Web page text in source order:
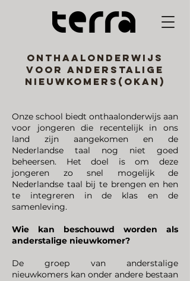
Onthaalonderwijs
voor anderstalige
nieuwkomers(OKAN)
Onze school biedt onthaalonderwijs aan
voor jongeren die recentelijk in ons
land zijn aangekomen en de
Nederlandse taal nog niet goed
beheersen. Het doel is om deze
jongeren zo snel mogelijk de
Nederlandse taal bij te brengen en hen
te integreren in de klas en de
samenleving.
Wie kan beschouwd worden als
anderstalige nieuwkomer?
De groep van anderstalige
nieuwkomers kan onder andere bestaan